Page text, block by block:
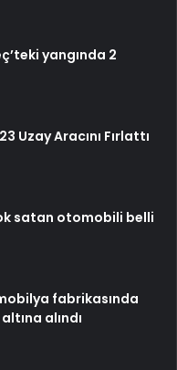
yangında 2
Uzay Aracını Fırlattı
satan otomobili belli
fabrikasında
alındı